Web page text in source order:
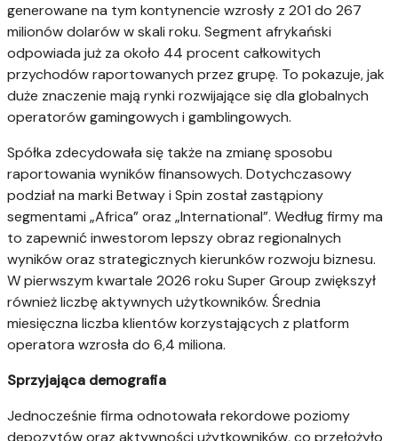
generowane na tym kontynencie wzrosły z 201 do 267
milionów dolarów w skali roku. Segment afrykański
odpowiada już za około 44 procent całkowitych
przychodów raportowanych przez grupę. To pokazuje, jak
duże znaczenie mają rynki rozwijające się dla globalnych
operatorów gamingowych i gamblingowych.
Spółka zdecydowała się także na zmianę sposobu
raportowania wyników finansowych. Dotychczasowy
podział na marki Betway i Spin został zastąpiony
segmentami „Africa” oraz „International”. Według firmy ma
to zapewnić inwestorom lepszy obraz regionalnych
wyników oraz strategicznych kierunków rozwoju biznesu.
W pierwszym kwartale 2026 roku Super Group zwiększył
również liczbę aktywnych użytkowników. Średnia
miesięczna liczba klientów korzystających z platform
operatora wzrosła do 6,4 miliona.
Sprzyjająca demografia
Jednocześnie firma odnotowała rekordowe poziomy
depozytów oraz aktywności użytkowników, co przełożyło